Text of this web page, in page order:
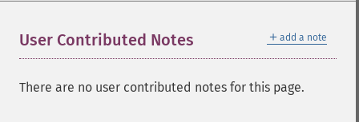
＋ add a note
User Contributed Notes
There are no user contributed notes for this page.